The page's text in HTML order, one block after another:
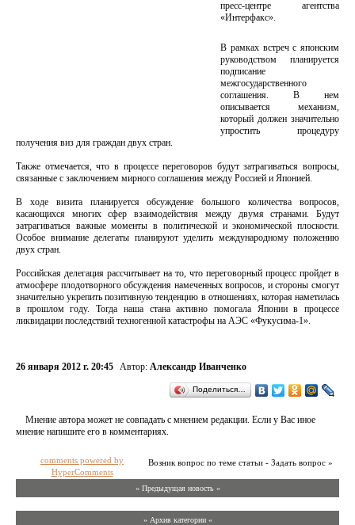
пресс-центре агентства
«Интерфакс».
В рамках встреч с японским
руководством планируется
подписание
межгосударственного
соглашения. В нем
описывается механизм,
который должен значительно
упростить процедуру
получения виз для граждан двух стран.
Также отмечается, что в процессе переговоров будут затрагиваться вопросы,
связанные с заключением мирного соглашения между Россией и Японией.
В ходе визита планируется обсуждение большого количества вопросов,
касающихся многих сфер взаимодействия между двумя странами. Будут
затрагиваться важные моменты в политической и экономической плоскости.
Особое внимание делегаты планируют уделить международному положению
двух стран.
Российская делегация рассчитывает на то, что переговорный процесс пройдет в
атмосфере плодотворного обсуждения намеченных вопросов, и стороны смогут
значительно укрепить позитивную тенденцию в отношениях, которая наметилась
в прошлом году. Тогда наша стана активно помогала Японии в процессе
ликвидации последствий техногенной катастрофы на АЭС «Фукусима-1».
26 января 2012 г. 20:45 Автор: Александр Иванченко
Поделиться…
Мнение автора может не совпадать с мнением редакции. Если у Вас иное
мнение напишите его в комментариях.
Возник вопрос по теме статьи - Задать вопрос »
comments powered by
HyperComments
« Предыдущая новость «
» Архив категории «